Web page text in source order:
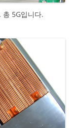
총 5G입니다.